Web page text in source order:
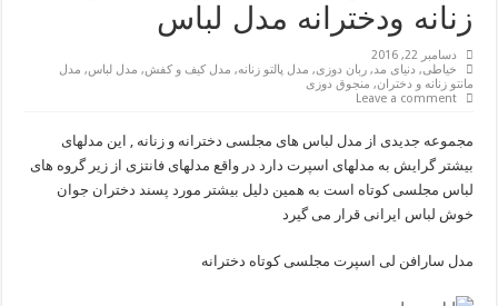
زنانه ودخترانه مدل لباس
دسامبر 22, 2016
خیاطی, دنیای مد,ربان دوزی, مدل پالتو زنانه, مدل کیف و کفش, مدل لباس, مدل
مانتو زنانه و دختران, منجوق دوزی
Leave a comment
مجموعه جدیدی از مدل لباس های مجلسی دخترانه و زنانه , این مدلهای
بیشتر گرایش به مدلهای اسپرت دارد در واقع مدلهای فانتزی از زیر گروه های
لباس مجلسی کوتاه است به همین دلیل بیشتر مورد پسند دختران جوان
خوش لباس ایرانی قرار می گیرد
مدل سارافن لی اسپرت مجلسی کوتاه دخترانه